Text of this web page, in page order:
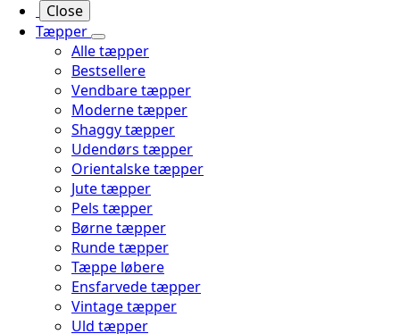
Close
Tæpper
Alle tæpper
Bestsellere
Vendbare tæpper
Moderne tæpper
Shaggy tæpper
Udendørs tæpper
Orientalske tæpper
Jute tæpper
Pels tæpper
Børne tæpper
Runde tæpper
Tæppe løbere
Ensfarvede tæpper
Vintage tæpper
Uld tæpper